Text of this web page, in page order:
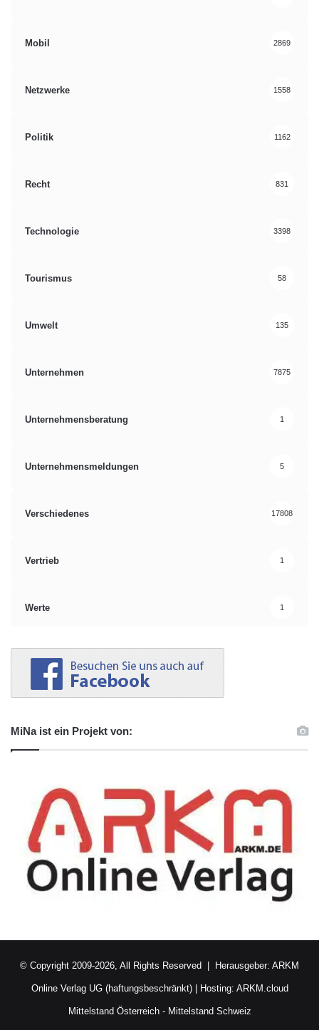
Mobil 2869
Netzwerke 1558
Politik 1162
Recht 831
Technologie 3398
Tourismus 58
Umwelt 135
Unternehmen 7875
Unternehmensberatung 1
Unternehmensmeldungen 5
Verschiedenes 17808
Vertrieb 1
Werte 1
MiNa ist ein Projekt von:
© Copyright 2009-2026, All Rights Reserved | Herausgeber: ARKM
Online Verlag UG (haftungsbeschränkt)| Hosting: ARKM.cloud
Mittelstand Österreich- Mittelstand Schweiz